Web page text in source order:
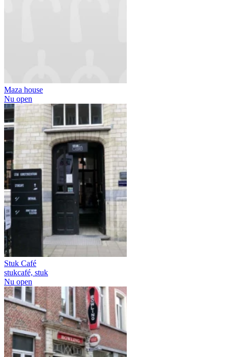
Maza house
Nu open
Stuk Café
stukcafé, stuk
Nu open